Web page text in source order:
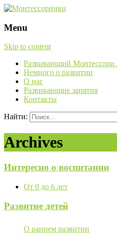
Menu
Skip to content
Развивающий Монтессори
Немного о развитии
О нас
Развивающие занятия
Контакты
Найти:
Archives
Интересно о воспитании
От 0 до 6 лет
Развитие детей
О раннем развитии